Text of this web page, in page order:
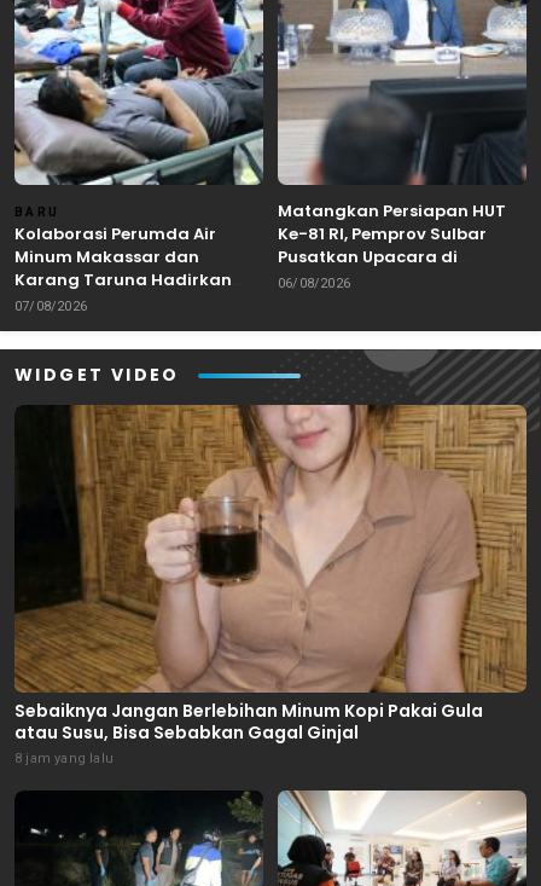
BARU
Kolaborasi Perumda Air
Minum Makassar dan
Karang Taruna Hadirkan
Aksi Donor Darah untuk
Kemanusiaan
07/08/2026
Matangkan Persiapan HUT
Ke-81 RI, Pemprov Sulbar
Pusatkan Upacara di
Lapangan Ahmad Kirang
06/08/2026
WIDGET VIDEO
Sebaiknya Jangan Berlebihan Minum Kopi Pakai Gula
atau Susu, Bisa Sebabkan Gagal Ginjal
8 jam yang lalu